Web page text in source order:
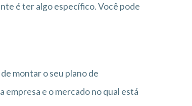
é ter algo específico. Você pode
montar o seu plano de
empresa e o mercado no qual está